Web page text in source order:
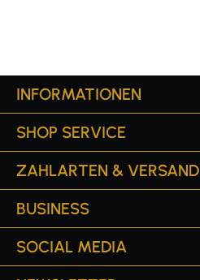
INFORMATIONEN
SHOP SERVICE
ZAHLARTEN & VERSAND
BUSINESS
SOCIAL MEDIA